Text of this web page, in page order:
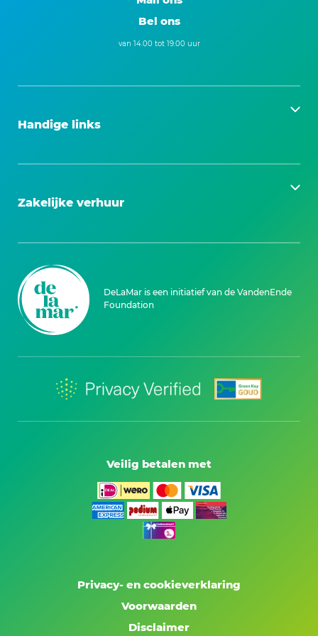
Bel ons
van 14.00 tot 19.00 uur
Handige links
Zakelijke verhuur
DeLaMar is een initiatief van de VandenEnde
Foundation
Veilig betalen met
Privacy- en cookieverklaring
Voorwaarden
Disclaimer